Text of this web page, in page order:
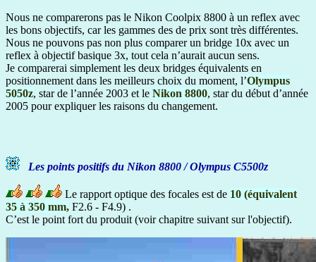
Nous ne comparerons pas le Nikon Coolpix 8800 à un reflex avec
les bons objectifs, car les gammes des de prix sont très différentes.
Nous ne pouvons pas non plus comparer un bridge 10x avec un
reflex à objectif basique 3x, tout cela n’aurait aucun sens.
Je comparerai simplement les deux bridges équivalents en
positionnement dans les meilleurs choix du moment, l’Olympus
5050z, star de l’année 2003 et le Nikon 8800, star du début d’année
2005 pour expliquer les raisons du changement.
Les points positifs du Nikon 8800 / Olympus C5500z
Le rapport optique des focales est de 10 (équivalent
35 à 350 mm, F2.6 - F4.9) .
C’est le point fort du produit (voir chapitre suivant sur l'objectif).